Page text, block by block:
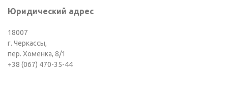
Юридический адрес
18007
г. Черкассы,
пер. Хоменка, 8/1
+38 (067) 470-35-44